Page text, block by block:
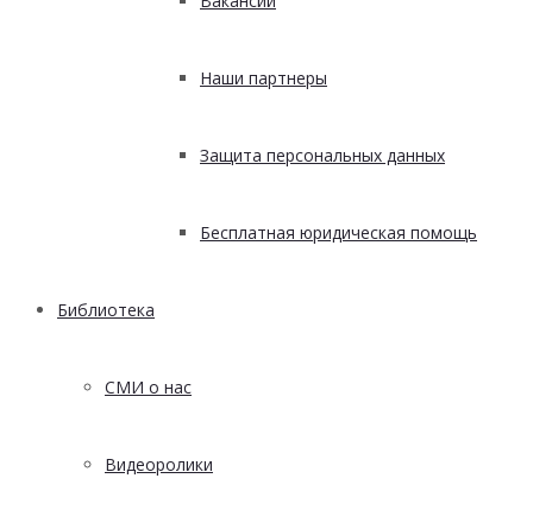
Наши партнеры
Защита персональных данных
Бесплатная юридическая помощь
Библиотека
СМИ о нас
Видеоролики